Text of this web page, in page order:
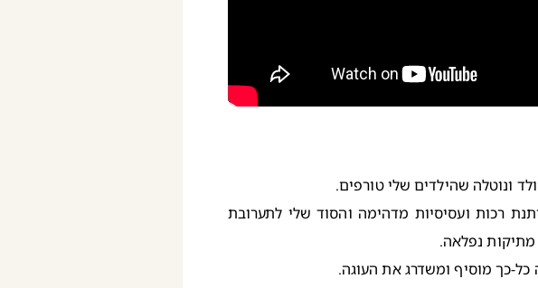
ונוטלה שהילדים שלי טורפים.
רכות ועסיסיות מדהימה והסוד שלי לתערובת
נפלאה.
כל-כך מוסיף ומשדרג את העוגה.